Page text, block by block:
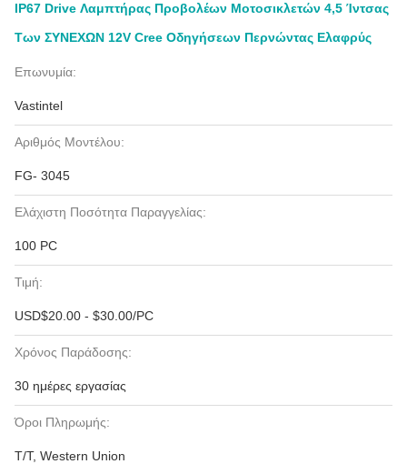
IP67 Drive Λαμπτήρας Προβολέων Μοτοσικλετών 4,5 Ίντσας
Των ΣΥΝΕΧΩΝ 12V Cree Οδηγήσεων Περνώντας Ελαφρύς
Επωνυμία:
Vastintel
Αριθμός Μοντέλου:
FG- 3045
Ελάχιστη Ποσότητα Παραγγελίας:
100 PC
Τιμή:
USD$20.00 - $30.00/PC
Χρόνος Παράδοσης:
30 ημέρες εργασίας
Όροι Πληρωμής:
T/T, Western Union